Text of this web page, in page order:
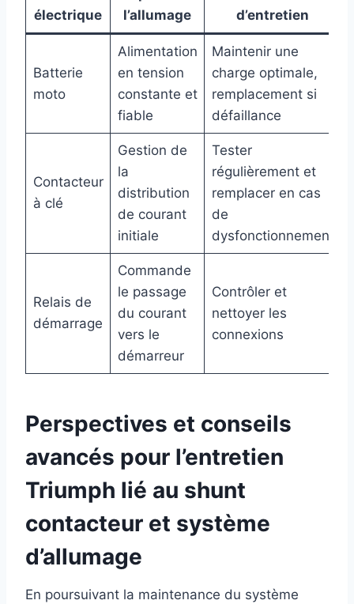
électrique
l’allumage
d’entretien
Batterie
moto
Alimentation
en tension
constante et
fiable
Maintenir une
charge optimale,
remplacement si
défaillance
Contacteur
à clé
Gestion de
la
distribution
de courant
initiale
Tester
régulièrement et
remplacer en cas
de
dysfonctionnement
Relais de
démarrage
Commande
le passage
du courant
vers le
démarreur
Contrôler et
nettoyer les
connexions
Perspectives et conseils
avancés pour l’entretien
Triumph lié au shunt
contacteur et système
d’allumage
En poursuivant la maintenance du système